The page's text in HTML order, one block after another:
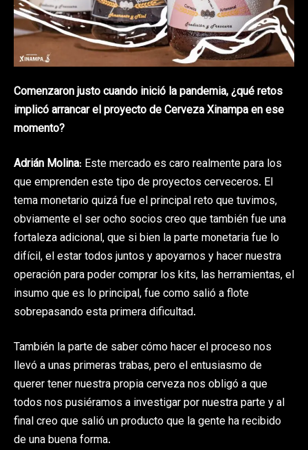
Comenzaron justo cuando inició la pandemia, ¿qué retos
implicó arrancar el proyecto de Cerveza Xinampa en ese
momento?
Adrián Molina: Este mercado es caro realmente para los
que emprenden este tipo de proyectos cerveceros. El
tema monetario quizá fue el principal reto que tuvimos,
obviamente el ser ocho socios creo que también fue una
fortaleza adicional, que si bien la parte monetaria fue lo
difícil, el estar todos juntos y apoyarnos y hacer nuestra
operación para poder comprar los kits, las herramientas, el
insumo que es lo principal, fue como salió a flote
sobrepasando esta primera dificultad.
También la parte de saber cómo hacer el proceso nos
llevó a unas primeras trabas, pero el entusiasmo de
querer tener nuestra propia cerveza nos obligó a que
todos nos pusiéramos a investigar por nuestra parte y al
final creo que salió un producto que la gente ha recibido
de una buena forma.